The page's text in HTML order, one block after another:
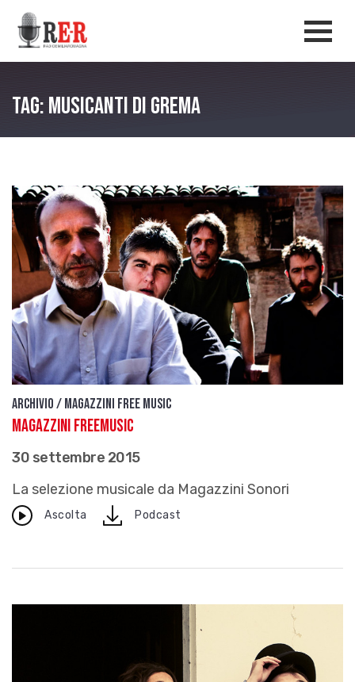
Salta al contenuto principale
Tag: Musicanti di Grema
Archivio / Magazzini free music
Magazzini FreeMusic
30 settembre 2015
La selezione musicale da Magazzini Sonori
Ascolta downloadPodcast